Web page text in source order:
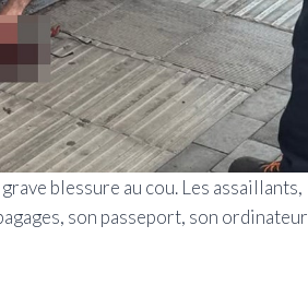
blessure au cou. Les assaillants,
son passeport, son ordinateur